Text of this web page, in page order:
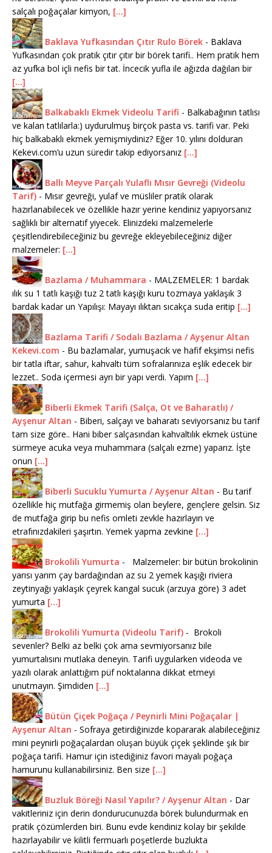
salçalı poğaçalar kimyon, [...]
Baklava Yufkasından Çıtır Rulo Börek - Baklava
Yufkasından çok pratik çıtır çıtır bir börek tarifi.. Hem pratik hem
az yufka bol içli nefis bir tat. İncecik yufla ile ağızda dağılan bir
[...]
Balkabaklı Ekmek Videolu Tarifi - Balkabağının tatlısı
ve kalan tatlılarla:) uydurulmuş birçok pasta vs. tarifi var. Peki
hiç balkabaklı ekmek yemişmiydiniz? Eğer 10. yılını dolduran
Kekevi.com’u uzun süredir takip ediyorsanız [...]
Ballı Meyve Parçalı Yulaflı Mısır Gevreği (Videolu
Tarif) - Mısır gevreği, yulaf ve müsliler pratik olarak
hazırlanabilecek ve özellikle hazır yerine kendiniz yapıyorsanız
sağlıklı bir alternatif yiyecek. Elinizdeki malzemelerle
çeşitlendirebileceğiniz bu gevreğe ekleyebileceğiniz diğer
malzemeler: [...]
Bazlama / Muhammara - MALZEMELER: 1 bardak
ılık su 1 tatlı kaşığı tuz 2 tatlı kaşığı kuru tozmaya yaklaşık 3
bardak kadar un Yapılışı: Mayayı ılıktan sıcakça suda eritip [...]
Bazlama Tarifi / Sodalı Bazlama / Ayşenur Altan
Kekevi.com - Bu bazlamalar, yumuşacık ve hafif ekşimsi nefis
bir tatla iftar, sahur, kahvaltı tüm sofralarınıza eşlik edecek bir
lezzet.. Soda içermesi ayrı bir yapı verdi. Yapım [...]
Biberli Ekmek Tarifi (Salça, Ot ve Baharatlı) /
Ayşenur Altan - Biberi, salçayı ve baharatı seviyorsanız bu tarif
tam size göre.. Hani biber salçasından kahvaltılık ekmek üstüne
sürmeye acuka veya muhammara (salçalı ezme) yaparız. İşte
onun [...]
Biberli Sucuklu Yumurta / Ayşenur Altan - Bu tarif
özellikle hiç mutfağa girmemiş olan beylere, gençlere gelsin. Siz
de mutfağa girip bu nefis omleti zevkle hazırlayın ve
etrafınızdakileri şaşırtın. Yemek yapma zevkine [...]
Brokolili Yumurta -
Malzemeler: bir bütün brokolinin
yarısı yarım çay bardağından az su 2 yemek kaşığı riviera
zeytinyağı yaklaşık çeyrek kangal sucuk (arzuya göre) 3 adet
yumurta [...]
Brokolili Yumurta (Videolu Tarif) - Brokoli
sevenler? Belki az belki çok ama sevmiyorsanız bile
yumurtalısını mutlaka deneyin. Tarifi uygularken videoda ve
yazılı olarak anlattığım püf noktalarına dikkat etmeyi
unutmayın. Şimdiden [...]
Bütün Çiçek Poğaça / Peynirli Mini Poğaçalar |
Ayşenur Altan - Sofraya getirdiğinizde kopararak alabileceğiniz
mini peynirli poğaçalardan oluşan büyük çiçek şeklinde şık bir
poğaça tarifi. Hamur için istediğiniz favori mayalı poğaça
hamurunu kullanabilirsiniz. Ben size [...]
Buzluk Böreği Nasıl Yapılır? / Ayşenur Altan - Dar
vakitleriniz için derin dondurucunuzda börek bulundurmak en
pratik çözümlerden biri. Bunu evde kendiniz kolay bir şekilde
hazırlayabilir ve kilitli fermuarlı poşetlerde buzlukta